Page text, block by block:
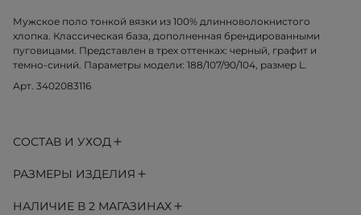
Мужское поло тонкой вязки из 100% длинноволокнистого
хлопка. Классическая база, дополненная брендированными
пуговицами. Представлен в трех оттенках: черный, графит и
темно-синий. Параметры модели: 188/107/90/104, размер L.
Арт. 3402083116
СОСТАВ И УХОД
РАЗМЕРЫ ИЗДЕЛИЯ
НАЛИЧИЕ В 2 МАГАЗИНАХ